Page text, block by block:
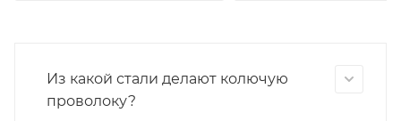
Из какой стали делают колючую
проволоку?